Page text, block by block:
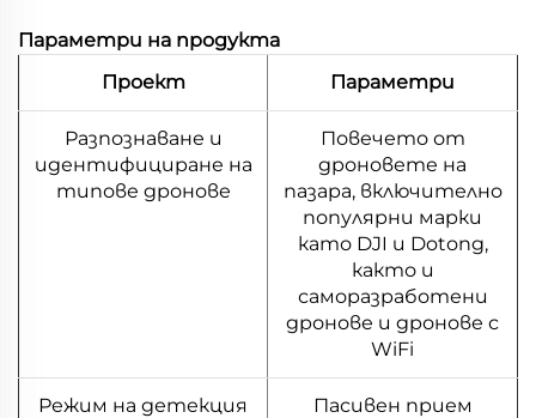
Параметри на продукта
Проект
Параметри
Разпознаване и
идентифициране на
типове дронове
Повечето от
дроновете на
пазара, включително
популярни марки
като DJI и Dotong,
както и
саморазработени
дронове и дронове с
WiFi
Режим на детекция
Пасивен прием